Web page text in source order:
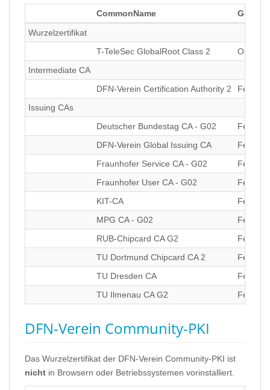
CommonName
Wurzelzertifikat
T-TeleSec GlobalRoot Class 2
Oct 01
Intermediate CA
DFN-Verein Certification Authority 2
Feb 22
Issuing CAs
Deutscher Bundestag CA - G02
Feb 22
DFN-Verein Global Issuing CA
Feb 22
Fraunhofer Service CA - G02
Feb 22
Fraunhofer User CA - G02
Feb 22
KIT-CA
Feb 22
MPG CA - G02
Feb 22
RUB-Chipcard CA G2
Feb 22
TU Dortmund Chipcard CA 2
Feb 22
TU Dresden CA
Feb 22
TU Ilmenau CA G2
Feb 22
DFN-Verein Community-PKI
Das Wurzelzertifikat der DFN-Verein Community-PKI ist
nicht in Browsern oder Betriebssystemen vorinstalliert.